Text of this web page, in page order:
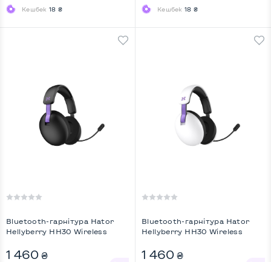
Кешбек 18 ₴ Кешбек 18 ₴
Bluetooth-гарнiтура Hator
Hellyberry HH30 Wireless
1 460 ₴
Bluetooth-гарнiтура Hator
Hellyberry HH30 Wireless
1 460 ₴